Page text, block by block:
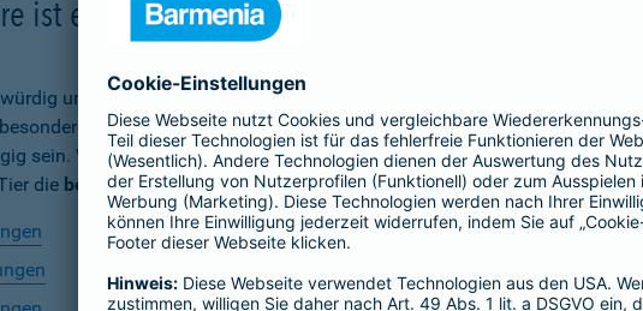
ist eine Versicherung notwendig?
und verdient besondere Fürsorge.
Schutz und der sollte nicht von unseren finanziellen
sein. Wir haben uns daher auf folgende Tierversicherungen spezialisiert,
die beste Absicherungzu ermöglichen: